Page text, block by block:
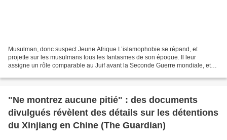
Musulman, donc suspect Jeune Afrique L’islamophobie se répand, et
projette sur les musulmans tous les fantasmes de son époque. Il leur
assigne un rôle comparable au Juif avant la Seconde Guerre mondiale, et
"Ne montrez aucune pitié" : des documents
divulgués révèlent des détails sur les détentions
du Xinjiang en Chine (The Guardian)